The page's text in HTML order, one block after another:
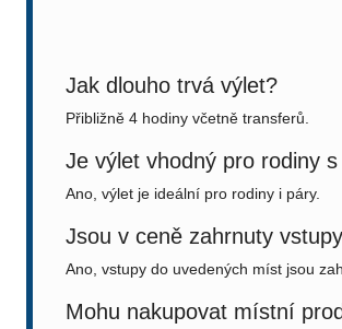
Jak dlouho trvá výlet?
Přibližně 4 hodiny včetně transferů.
Je výlet vhodný pro rodiny
Ano, výlet je ideální pro rodiny i páry.
Jsou v ceně zahrnuty
Ano, vstupy do uvedených míst jsou
Mohu nakupovat místní